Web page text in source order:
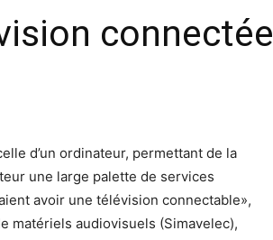
connectée
d’un ordinateur, permettant de la
une large palette de services
avoir une télévision connectable»,
matériels audiovisuels (Simavelec),